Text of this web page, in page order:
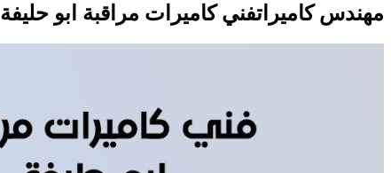
مهندس كاميراتفني كاميرات مراقبة ابو حليفة